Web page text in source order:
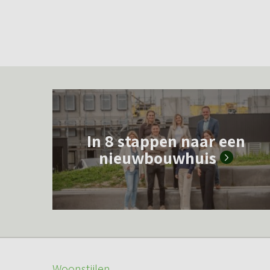
L
e
m
e
e
In 8 stappen naar een
nieuwbouwhuis